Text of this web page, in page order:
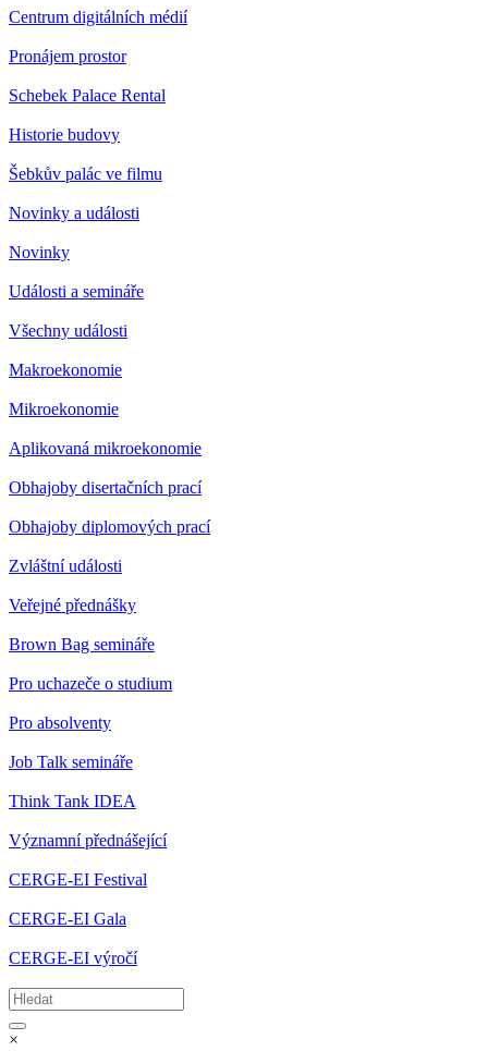
Centrum digitálních médií
Pronájem prostor
Schebek Palace Rental
Historie budovy
Šebkův palác ve filmu
Novinky a události
Novinky
Události a semináře
Všechny události
Makroekonomie
Mikroekonomie
Aplikovaná mikroekonomie
Obhajoby disertačních prací
Obhajoby diplomových prací
Zvláštní události
Veřejné přednášky
Brown Bag semináře
Pro uchazeče o studium
Pro absolventy
Job Talk semináře
Think Tank IDEA
Významní přednášející
CERGE-EI Festival
CERGE-EI Gala
CERGE-EI výročí
×